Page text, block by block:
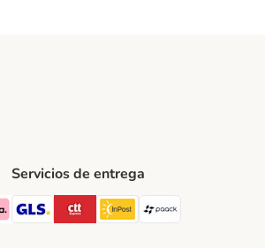
Method
Method
Payment Method
Servicios de entrega
GLS Shipping Method
CTTExpress Shipping Method
InPost Shipping Method